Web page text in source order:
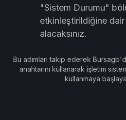
"Sistem Durumu"
etkinleştirildiğine dair
alacaksınız.
Bu adımları takip ederek
anahtarını kullanarak işletim
kullanmaya